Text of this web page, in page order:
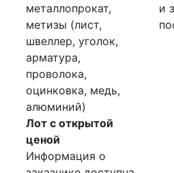
металлопрокат,
метизы (лист,
швеллер, уголок,
арматура,
проволока,
оцинковка, медь,
алюминий)
Лот с открытой
ценой
Информация о
и